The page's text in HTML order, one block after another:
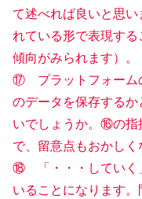
て述べれば良いと思
れている形で表現す
傾向がみられます）。
⑰ プラットフォーム
のデータを保存する
いでしょうか。⑯の指
で、留意点もおかしく
⑱ 「・・・していく
いることになります。